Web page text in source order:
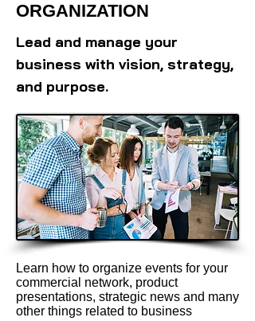
ORGANIZATION
Lead and manage your
business with vision, strategy,
and purpose.
Learn how to organize events for your
commercial network, product
presentations, strategic news and many
other things related to business